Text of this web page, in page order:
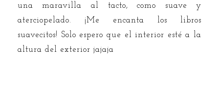
una maravilla al tacto, como suave y
aterciopelado. ¡Me encanta los libros
suavecitos! Solo espero que el interior esté a la
altura del exterior jajaja